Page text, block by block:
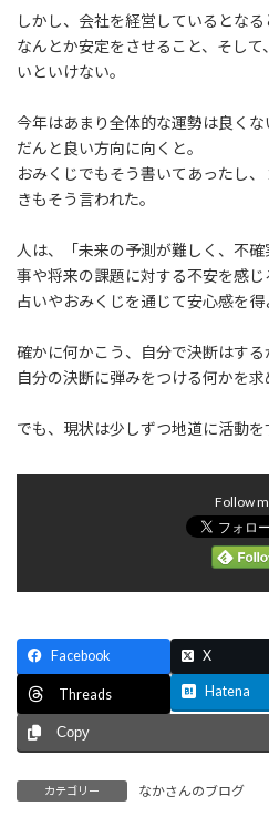
しかし、会社を経営しているとなる
なんとか安定をさせること、そし
いといけない。
今年はあまり全体的な運勢は良く
だんと良い方向に向くと。
おみくじでもそう書いてあったし
きもそう言われた。
人は、「未来の予測が難しく、不
事や将来の課題に対する不安を感じ
占いやおみくじを通じて安心感を得
確かに何かこう、自分で決断はする
自分の決断に弾みをつける何かを求
でも、現状は少しずつ地道に活動を
Follow
Facebook X
Threads Hatena
Copy
カテゴリー なかさんのブログ